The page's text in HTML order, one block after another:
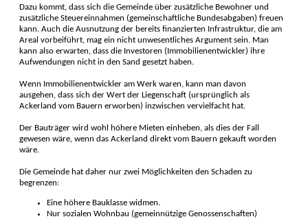
Dazu kommt, dass sich die Gemeinde über zusätzliche Bewohner und
zusätzliche Steuereinnahmen (gemeinschaftliche Bundesabgaben) freuen
kann. Auch die Ausnutzung der bereits finanzierten Infrastruktur, die am
Areal vorbeiführt, mag ein nicht unwesentliches Argument sein. Man
kann also erwarten, dass die Investoren (Immobilienentwickler) ihre
Aufwendungen nicht in den Sand gesetzt haben.
Wenn Immobilienentwickler am Werk waren, kann man davon
ausgehen, dass sich der Wert der Liegenschaft (ursprünglich als
Ackerland vom Bauern erworben) inzwischen vervielfacht hat.
Der Bauträger wird wohl höhere Mieten einheben, als dies der Fall
gewesen wäre, wenn das Ackerland direkt vom Bauern gekauft worden
wäre.
Die Gemeinde hat daher nur zwei Möglichkeiten den Schaden zu
begrenzen:
Eine höhere Bauklasse widmen.
Nur sozialen Wohnbau (gemeinnützige Genossenschaften)